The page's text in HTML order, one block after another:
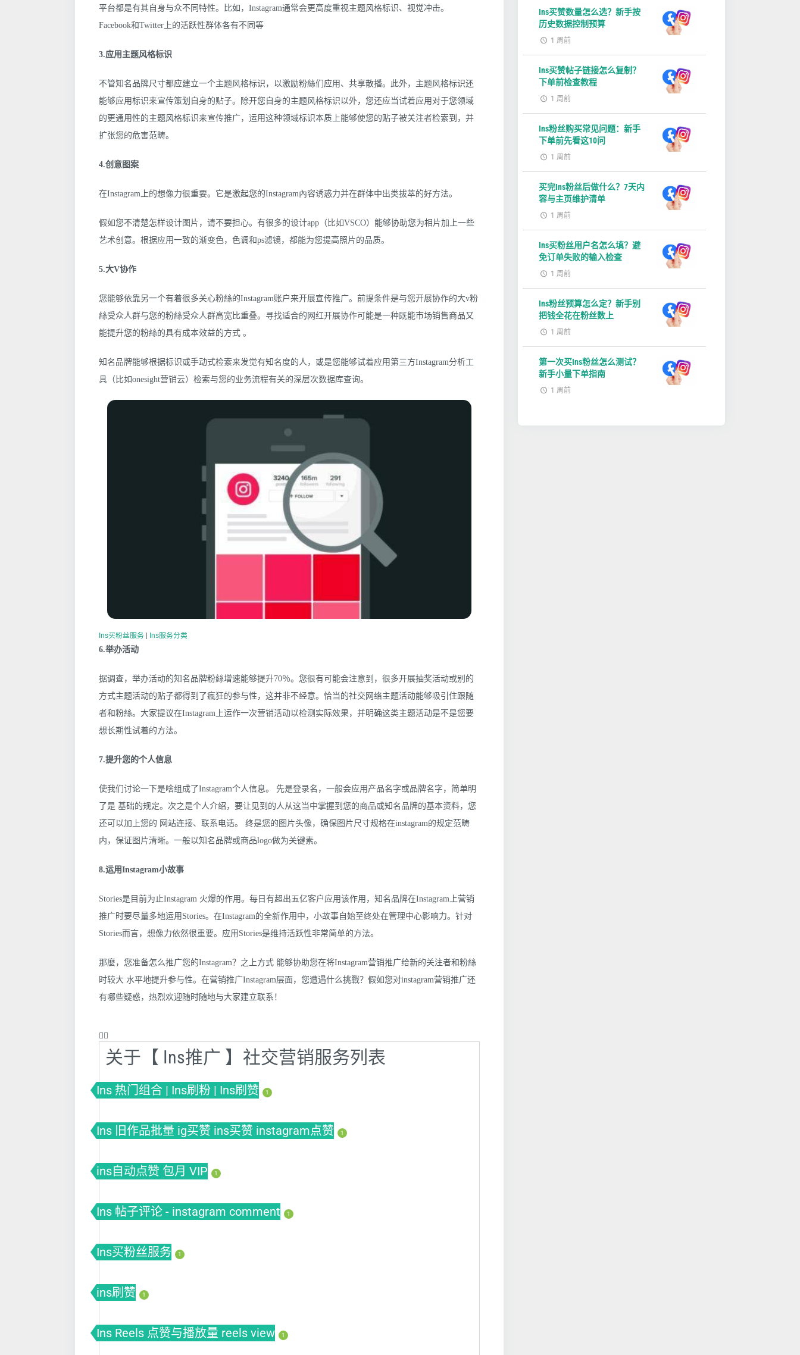
平台都是有其自身与众不同特性。比如，Instagram通常会更高度重视主题风格标识、视觉冲击。
Facebook和Twitter上的活跃性群体各有不同等
3.应用主题风格标识
不管知名品牌尺寸都应建立一个主题风格标识，以激励粉絲们应用、共享散播。此外，主题风格标识还
能够应用标识来宣传策划自身的贴子。除开您自身的主题风格标识以外，您还应当试着应用对于您领域
的更通用性的主题风格标识来宣传推广，运用这种领域标识本质上能够使您的贴子被关注者检索到，并
扩张您的危害范畴。
4.创意图案
在Instagram上的想像力很重要。它是激起您的Instagram內容诱惑力并在群体中出类拔萃的好方法。
假如您不清楚怎样设计图片，请不要担心。有很多的设计app（比如VSCO）能够协助您为相片加上一些
艺术创意。根据应用一致的渐变色，色调和ps滤镜，都能为您提高照片的品质。
5.大V协作
您能够依靠另一个有着很多关心粉絲的Instagram账户来开展宣传推广。前提条件是与您开展协作的大v粉
絲受众人群与您的粉絲受众人群高宽比重叠。寻找适合的网红开展协作可能是一种既能市场销售商品又
能提升您的粉絲的具有成本效益的方式 。
知名品牌能够根据标识或手动式检索来发觉有知名度的人，或是您能够试着应用第三方Instagram分析工
具（比如onesight营销云）检索与您的业务流程有关的深层次数据库查询。
Ins买粉丝服务 | Ins服务分类
6.举办活动
据调查，举办活动的知名品牌粉絲增速能够提升70％。您很有可能会注意到，很多开展抽奖活动或别的
方式主题活动的贴子都得到了瘋狂的参与性，这并非不经意。恰当的社交网络主题活动能够吸引住跟随
者和粉絲。大家提议在Instagram上运作一次营销活动以检测实际效果，并明确这类主题活动是不是您要
想长期性试着的方法。
7.提升您的个人信息
使我们讨论一下是啥组成了Instagram个人信息。 先是登录名，一般会应用产品名字或品牌名字，简单明
了是 基础的规定。次之是个人介绍，要让见到的人从这当中掌握到您的商品或知名品牌的基本资料，您
还可以加上您的 网站连接、联系电话。 终是您的图片头像，确保图片尺寸规格在instagram的规定范畴
内，保证图片清晰。一般以知名品牌或商品logo做为关键素。
8.运用Instagram小故事
Stories是目前为止Instagram 火爆的作用。每日有超出五亿客户应用该作用，知名品牌在Instagram上营销
推广时要尽量多地运用Stories。在Instagram的全新作用中，小故事自始至终处在管理中心影响力。针对
Stories而言，想像力依然很重要。应用Stories是维持活跃性非常简单的方法。
那麼，您准备怎么推广您的Instagram？之上方式 能够协助您在将Instagram营销推广给新的关注者和粉絲
时较大 水平地提升参与性。在营销推广Instagram层面，您遭遇什么挑戰？假如您对instagram营销推广还
有哪些疑惑，热烈欢迎随时随地与大家建立联系！
❤️‍🔥
关于【 Ins推广 】社交营销服务列表
Ins 热门组合 | Ins刷粉 | Ins刷赞 1
Ins 旧作品批量 ig买赞 ins买赞 instagram点赞 1
ins自动点赞 包月 VIP 1
Ins 帖子评论 - instagram comment 1
Ins买粉丝服务 1
ins刷赞 1
Ins Reels 点赞与播放量 reels view 1
Ins买赞数量怎么选？新手按
历史数据控制预算
1 周前
Ins买赞帖子链接怎么复制？
下单前检查教程
1 周前
Ins粉丝购买常见问题：新手
下单前先看这10问
1 周前
买完Ins粉丝后做什么？7天内
容与主页维护清单
1 周前
Ins买粉丝用户名怎么填？避
免订单失败的输入检查
1 周前
Ins粉丝预算怎么定？新手别
把钱全花在粉丝数上
1 周前
第一次买Ins粉丝怎么测试？
新手小量下单指南
1 周前